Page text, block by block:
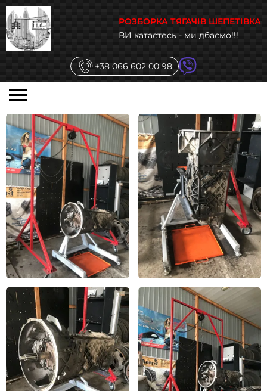
+38 066 602 00 98
РОЗБОРКА ТЯГАЧІВ ШЕПЕТІВКА
ВИ катаєтесь - ми дбаємо!!!